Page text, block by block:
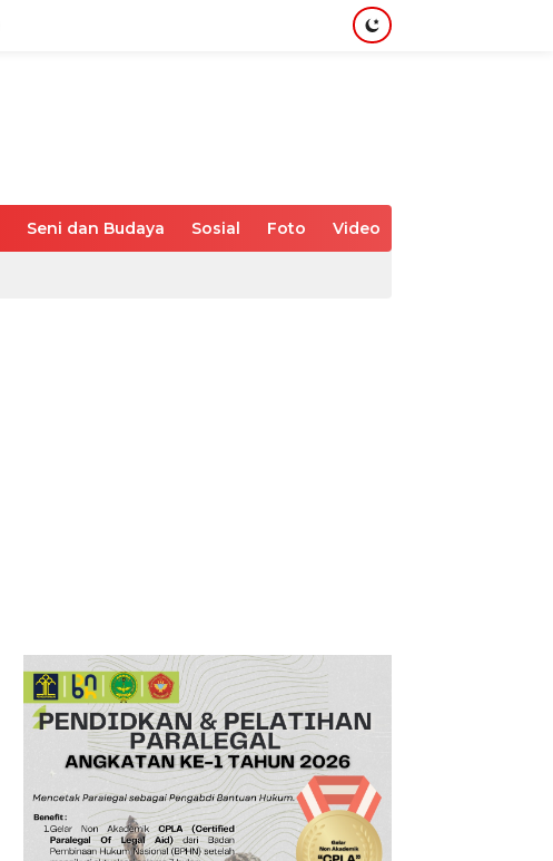
Seni dan Budaya Sosial Foto Video